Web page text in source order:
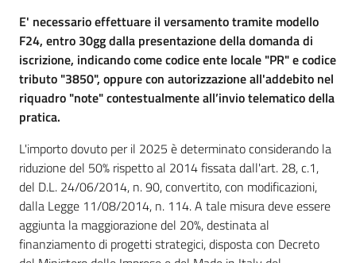
Tutelare
l'Impresa
e
il
Consumatore
L'impresa
in
digitale
E' necessario effettuare il versamento tramite modello
F24, entro 30gg dalla presentazione della domanda di
iscrizione, indicando come codice ente locale "PR" e codice
tributo "3850", oppure con autorizzazione all'addebito nel
riquadro "note" contestualmente all’invio telematico della
pratica.
L'importo dovuto per il 2025 è determinato considerando la
riduzione del 50% rispetto al 2014 fissata dall'art. 28, c.1,
del D.L. 24/06/2014, n. 90, convertito, con modificazioni,
dalla Legge 11/08/2014, n. 114. A tale misura deve essere
aggiunta la maggiorazione del 20%, destinata al
finanziamento di progetti strategici, disposta con Decreto